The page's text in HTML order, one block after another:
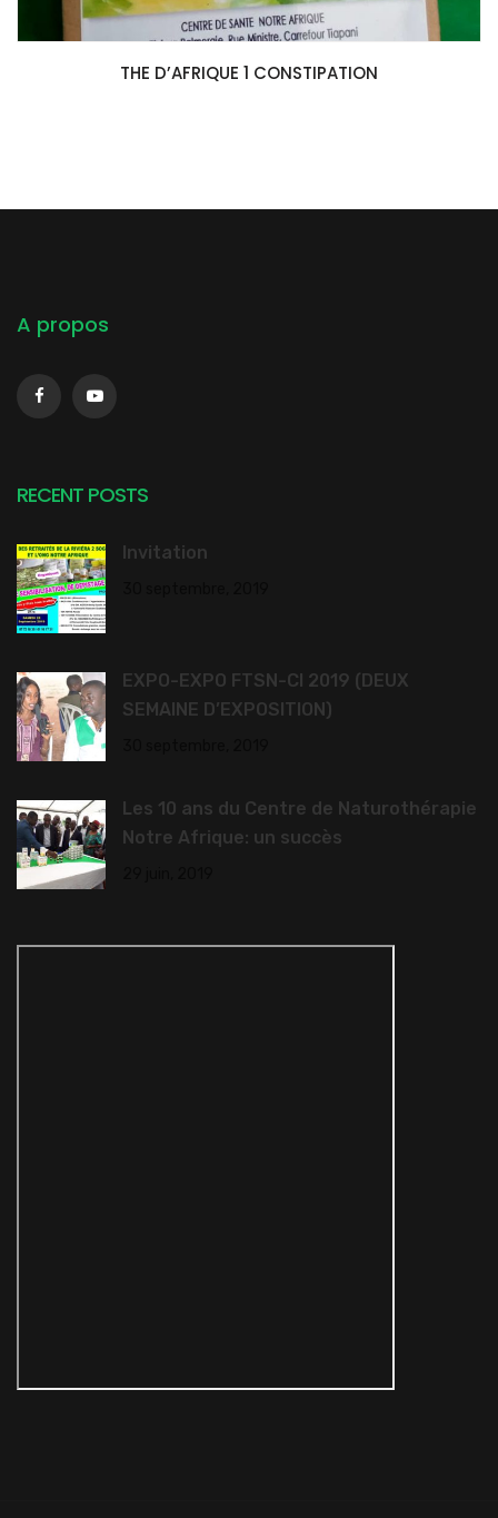
COMMANDER
THE D’AFRIQUE 1 CONSTIPATION
A propos
RECENT POSTS
Invitation
EXPO-EXPO FTSN-CI 2019 (DEUX
SEMAINE D’EXPOSITION)
Les 10 ans du Centre de Naturothérapie
Notre Afrique: un succès